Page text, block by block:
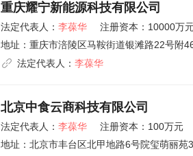
重庆耀宁新能源科技有限公司
法定代表人： 李葆华 注册资本：10000万
地址： 重庆市涪陵区马鞍街道银滩路22号附
法定代表人： 李葆华
北京中食云商科技有限公司
法定代表人： 李葆华 注册资本：100万元
地址： 北京市丰台区北甲地路6号院玺萌丽苑